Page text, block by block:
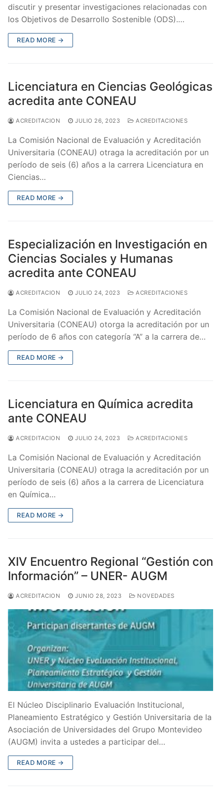
discutir y presentar investigaciones relacionadas con
los Objetivos de Desarrollo Sostenible (ODS).…
READ MORE →
Licenciatura en Ciencias Geológicas
acredita ante CONEAU
ACREDITACION JULIO 26, 2023 ACREDITACIONES
La Comisión Nacional de Evaluación y Acreditación
Universitaria (CONEAU) otraga la acreditación por un
período de seis (6) años a la carrera Licenciatura en
Ciencias…
READ MORE →
Especialización en Investigación en
Ciencias Sociales y Humanas
acredita ante CONEAU
ACREDITACION JULIO 24, 2023 ACREDITACIONES
La Comisión Nacional de Evaluación y Acreditación
Universitaria (CONEAU) otorga la acreditación por un
período de 6 años con categoría “A” a la carrera de…
READ MORE →
Licenciatura en Química acredita
ante CONEAU
ACREDITACION JULIO 24, 2023 ACREDITACIONES
La Comisión Nacional de Evaluación y Acreditación
Universitaria (CONEAU) otraga la acreditación por un
período de seis (6) años a la carrera de Licenciatura
en Química…
READ MORE →
XIV Encuentro Regional “Gestión con
Información” – UNER- AUGM
ACREDITACION JUNIO 28, 2023 NOVEDADES
El Núcleo Disciplinario Evaluación Institucional,
Planeamiento Estratégico y Gestión Universitaria de la
Asociación de Universidades del Grupo Montevideo
(AUGM) invita a ustedes a participar del…
READ MORE →